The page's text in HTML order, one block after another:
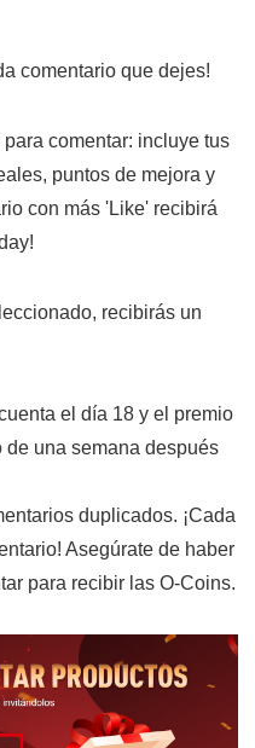
comentario que dejes!
comentar: incluye tus
puntos de mejora y
con más 'Like' recibirá
recibirás un
el día 18 y el premio
una semana después
duplicados. ¡Cada
Asegúrate de haber
para recibir las O-Coins.